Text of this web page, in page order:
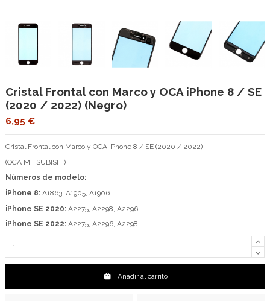
Cristal Frontal con Marco y OCA iPhone 8 / SE
(2020 / 2022) (Negro)
6,95 €
Cristal Frontal con Marco y OCA iPhone 8 / SE (2020 / 2022)
(OCA MITSUBISHI)
Números de modelo:
iPhone 8: A1863, A1905, A1906
iPhone SE 2020: A2275, A2298, A2296
iPhone SE 2022: A2275, A2296, A2298
Añadir al carrito